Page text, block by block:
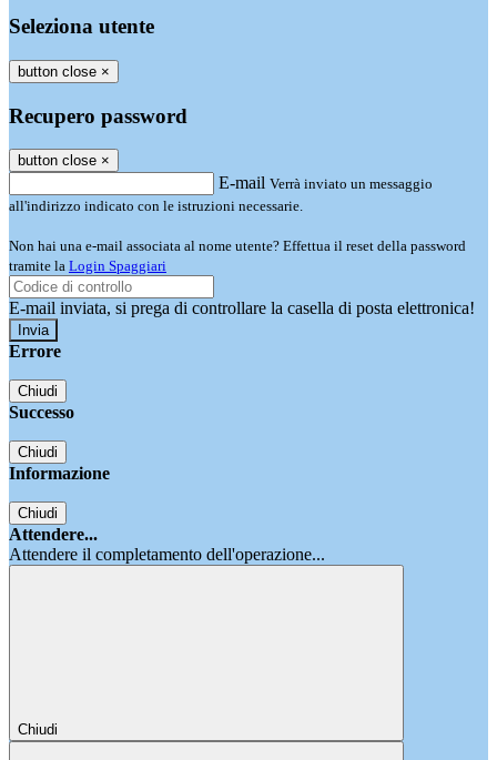
Seleziona utente
button close ×
Recupero password
button close ×
E-mail Verrà inviato un messaggio
all'indirizzo indicato con le istruzioni necessarie.
Non hai una e-mail associata al nome utente? Effettua il reset della password
tramite la Login Spaggiari
E-mail inviata, si prega di controllare la casella di posta elettronica!
Errore
Chiudi
Successo
Chiudi
Informazione
Chiudi
Attendere...
Attendere il completamento dell'operazione...
Chiudi